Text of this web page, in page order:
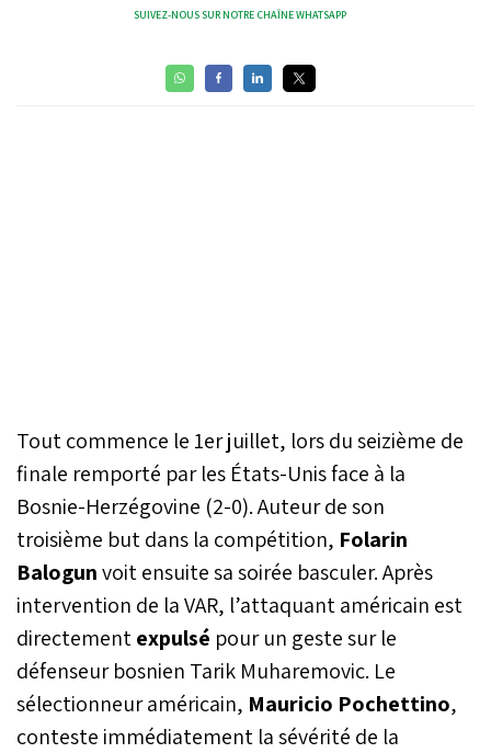
SUIVEZ-NOUS SUR NOTRE CHAÎNE WHATSAPP
Tout commence le 1er juillet, lors du seizième de
finale remporté par les États-Unis face à la
Bosnie-Herzégovine (2-0). Auteur de son
troisième but dans la compétition, Folarin
Balogunvoit ensuite sa soirée basculer. Après
intervention de la VAR, l’attaquant américain est
directementexpulsé pour un geste sur le
défenseur bosnien Tarik Muharemovic. Le
sélectionneur américain, Mauricio Pochettino,
conteste immédiatement la sévérité de la